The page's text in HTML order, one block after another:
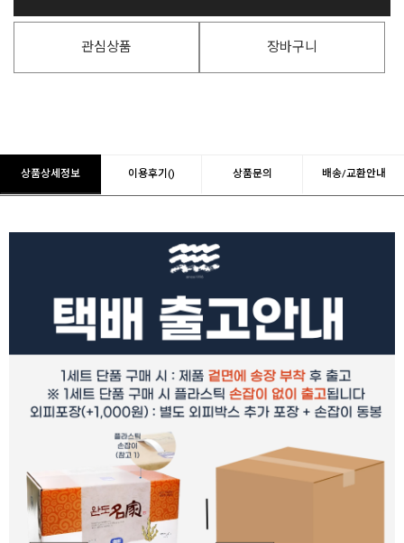
관심상품 장바구니
상품상세정보 이용후기() 상품문의 배송/교환안내